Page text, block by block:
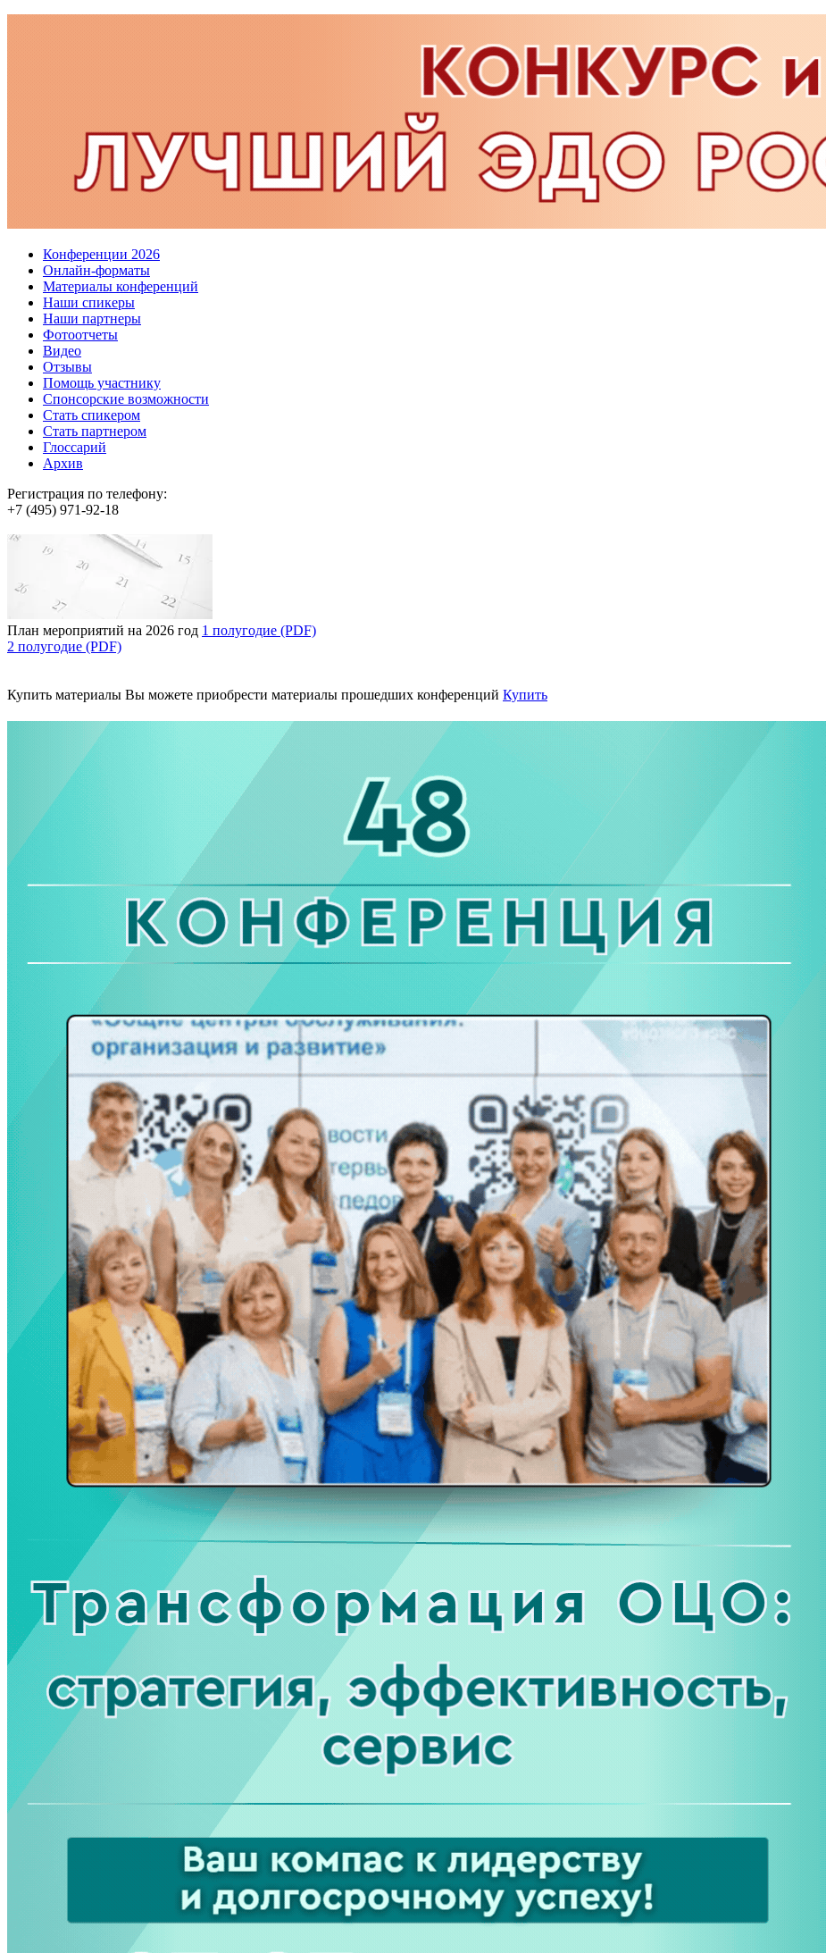
Конференции 2026
Онлайн-форматы
Материалы конференций
Наши спикеры
Наши партнеры
Фотоотчеты
Видео
Отзывы
Помощь участнику
Спонсорские возможности
Стать спикером
Стать партнером
Глоссарий
Архив
Регистрация по телефону:
+7 (495) 971-92-18
План мероприятий на 2026 год 1 полугодие (PDF)
2 полугодие (PDF)
Купить материалы Вы можете приобрести материалы прошедших конференций Купить